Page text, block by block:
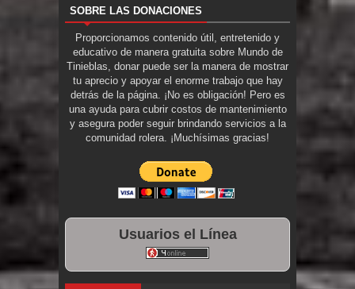
SOBRE LAS DONACIONES
Proporcionamos contenido útil, entretenido y
educativo de manera gratuita sobre Mundo de
Tinieblas, donar puede ser la manera de mostrar
tu aprecio y apoyar el enorme trabajo que hay
detrás de la página. ¡No es obligación! Pero es
una ayuda para cubrir costos de mantenimiento
y asegura poder seguir brindando servicios a la
comunidad rolera. ¡Muchísimas gracias!
Usuarios el Línea